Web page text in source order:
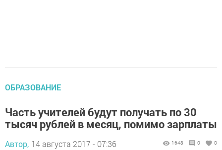
ОБРАЗОВАНИЕ
Часть учителей будут получать по 30
тысяч рублей в месяц, помимо зарплаты
Автор, 14 августа 2017 - 07:36 1648 0 0